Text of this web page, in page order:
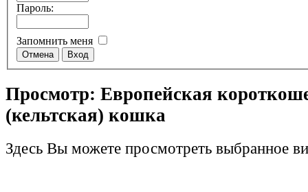
Пароль:
Запомнить меня
Просмотр: Европейская
(кельтская) кошка
Здесь Вы можете просмотреть выбранное